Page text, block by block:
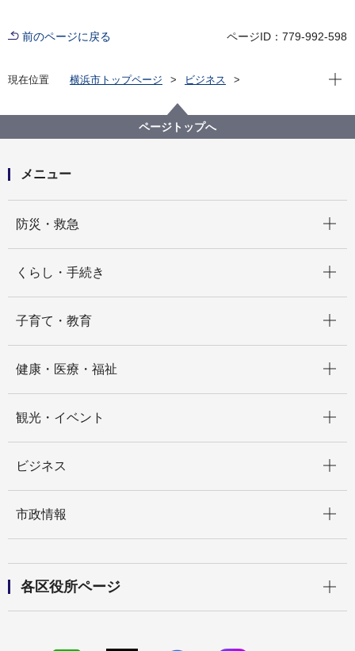
前のページに戻る ページID：779-992-598
現在位置 横浜市トップページ
ビジネス
宅地開発関連手続・法令・許認可
お問い合わせ、ご相談等
都市計画法（開発許可制度）に関するよくある質問
現在
ページトップへ
メニュー
防災・救急
くらし・手続き
子育て・教育
健康・医療・福祉
観光・イベント
ビジネス
市政情報
各区役所ページ